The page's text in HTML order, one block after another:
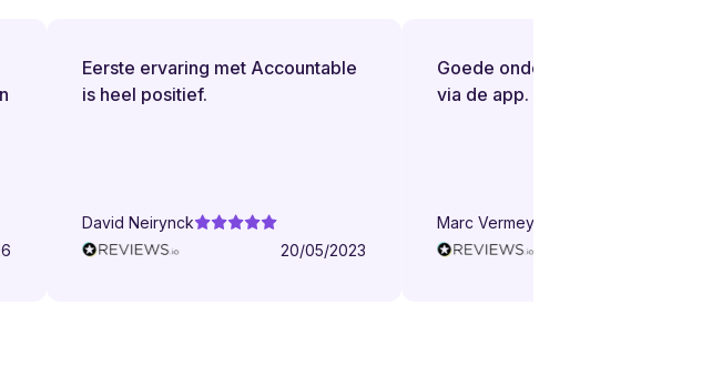
Eerste ervaring met Accountable
is heel positief.
David Neirynck
20/05/2023
Goede ondersteuning bij vragen
via de app.
Marc Vermeylen